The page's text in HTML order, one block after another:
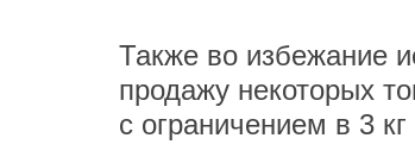
Также во избежание
продажу некоторых
с ограничением в 3